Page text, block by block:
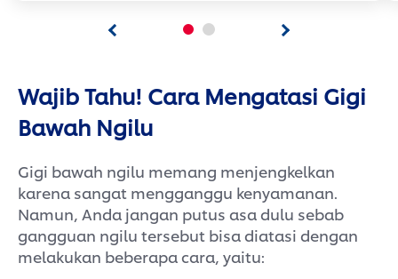
Wajib Tahu! Cara Mengatasi Gigi
Bawah Ngilu
Gigi bawah ngilu memang menjengkelkan
karena sangat mengganggu kenyamanan.
Namun, Anda jangan putus asa dulu sebab
gangguan ngilu tersebut bisa diatasi dengan
melakukan beberapa cara, yaitu: